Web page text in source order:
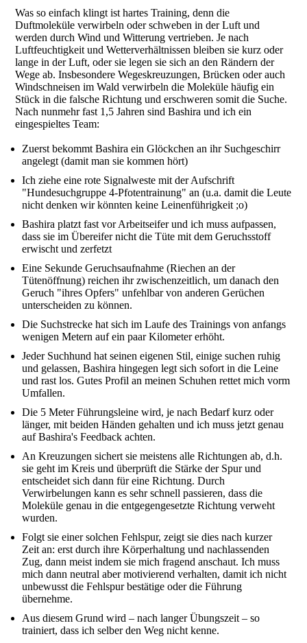
Was so einfach klingt ist hartes Training, denn die
Duftmoleküle verwirbeln oder schweben in der Luft und
werden durch Wind und Witterung vertrieben. Je nach
Luftfeuchtigkeit und Wetterverhältnissen bleiben sie kurz oder
lange in der Luft, oder sie legen sie sich an den Rändern der
Wege ab. Insbesondere Wegeskreuzungen, Brücken oder auch
Windschneisen im Wald verwirbeln die Moleküle häufig ein
Stück in die falsche Richtung und erschweren somit die Suche.
Nach nunmehr fast 1,5 Jahren sind Bashira und ich ein
eingespieltes Team:
Zuerst bekommt Bashira ein Glöckchen an ihr Suchgeschirr
angelegt (damit man sie kommen hört)
Ich ziehe eine rote Signalweste mit der Aufschrift
"Hundesuchgruppe 4-Pfotentrainung" an (u.a. damit die Leute
nicht denken wir könnten keine Leinenführigkeit ;o)
Bashira platzt fast vor Arbeitseifer und ich muss aufpassen,
dass sie im Übereifer nicht die Tüte mit dem Geruchsstoff
erwischt und zerfetzt
Eine Sekunde Geruchsaufnahme (Riechen an der
Tütenöffnung) reichen ihr zwischenzeitlich, um danach den
Geruch "ihres Opfers" unfehlbar von anderen Gerüchen
unterscheiden zu können.
Die Suchstrecke hat sich im Laufe des Trainings von anfangs
wenigen Metern auf ein paar Kilometer erhöht.
Jeder Suchhund hat seinen eigenen Stil, einige suchen ruhig
und gelassen, Bashira hingegen legt sich sofort in die Leine
und rast los. Gutes Profil an meinen Schuhen rettet mich vorm
Umfallen.
Die 5 Meter Führungsleine wird, je nach Bedarf kurz oder
länger, mit beiden Händen gehalten und ich muss jetzt genau
auf Bashira's Feedback achten.
An Kreuzungen sichert sie meistens alle Richtungen ab, d.h.
sie geht im Kreis und überprüft die Stärke der Spur und
entscheidet sich dann für eine Richtung. Durch
Verwirbelungen kann es sehr schnell passieren, dass die
Moleküle genau in die entgegengesetzte Richtung verweht
wurden.
Folgt sie einer solchen Fehlspur, zeigt sie dies nach kurzer
Zeit an: erst durch ihre Körperhaltung und nachlassenden
Zug, dann meist indem sie mich fragend anschaut. Ich muss
mich dann neutral aber motivierend verhalten, damit ich nicht
unbewusst die Fehlspur bestätige oder die Führung
übernehme.
Aus diesem Grund wird – nach langer Übungszeit – so
trainiert, dass ich selber den Weg nicht kenne.